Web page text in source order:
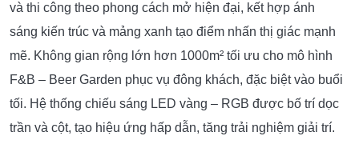
và thi công theo phong cách mở hiện đại, kết hợp ánh
sáng kiến trúc và mảng xanh tạo điểm nhấn thị giác mạnh
mẽ. Không gian rộng lớn hơn 1000m² tối ưu cho mô hình
F&B – Beer Garden phục vụ đông khách, đặc biệt vào buổi
tối. Hệ thống chiếu sáng LED vàng – RGB được bố trí dọc
trần và cột, tạo hiệu ứng hấp dẫn, tăng trải nghiệm giải trí.